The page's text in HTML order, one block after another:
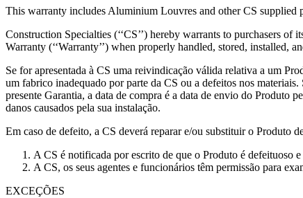
This warranty includes Aluminium Louvres and other CS supplied
Construction Specialties (‘‘CS’’) hereby warrants to purchasers
Warranty (‘‘Warranty’’) when properly handled, stored, installed,
Se for apresentada à CS uma reivindicação válida relativa a um
um fabrico inadequado por parte da CS ou a defeitos nos
presente Garantia, a data de compra é a data de envio do Produto
danos causados pela sua instalação.
Em caso de defeito, a CS deverá reparar e/ou substituir o Produto
A CS é notificada por escrito de que o Produto é defeituoso
A CS, os seus agentes e funcionários têm permissão para
EXCEÇÕES